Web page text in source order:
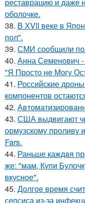
оболочке.
38. В ХVII веке в
пол".
39. СМИ сообщили
40. Анна Семенович -
"Я Просто не Могу
41. Российские
компонентов
42.
43. США выдвигают
ормузскому проливу
Fars.
44. Раньше каждaя
же: "мам, Купи
вкусное".
45. Долгое время
сепсиса из-за